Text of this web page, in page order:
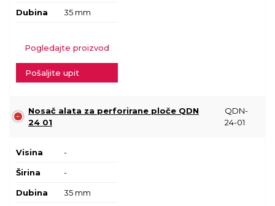
Dubina 35 mm
Pogledajte proizvod
Pošaljite upit
Nosač alata za perforirane ploče QDN
24 01
QDN-
24-01
Visina -
Širina -
Dubina 35 mm